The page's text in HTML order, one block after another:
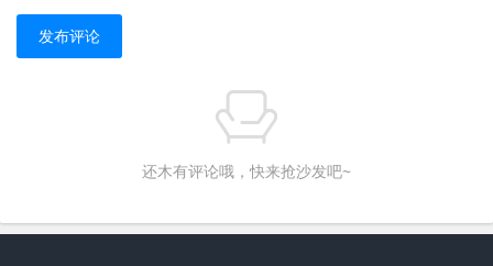
发布评论
还木有评论哦，快来抢沙发吧~